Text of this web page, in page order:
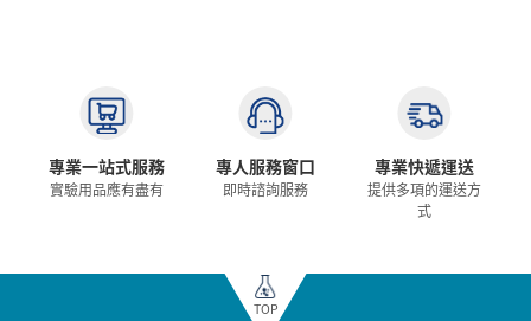
專業一站式服務
實驗用品應有盡有
專人服務窗口
即時諮詢服務
專業快遞運送
提供多項的運送方
式
TOP